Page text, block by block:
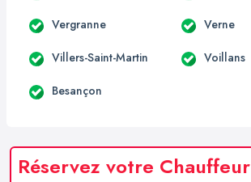
Vergranne Verne
Villers-Saint-Martin Voillans
Besançon
Réservez votre Chauffeur